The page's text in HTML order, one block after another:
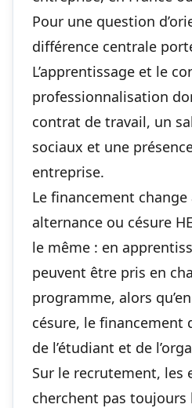
Pour une question
différence centrale
L’apprentissage et le
professionnalisation
contrat de travail, un
sociaux et une
entreprise.
Le financement change
alternance ou césure
le même : en
peuvent être pris en
programme, alors
césure, le financement
de l’étudiant et de
Sur le recrutement, les
cherchent pas toujours